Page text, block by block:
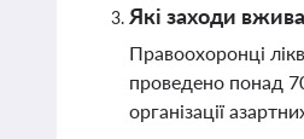
Які заходи
Правоохоронці
проведено понад
організації